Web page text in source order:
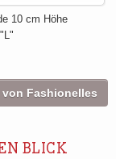
10 cm Höhe
Fashionelles
BLICK